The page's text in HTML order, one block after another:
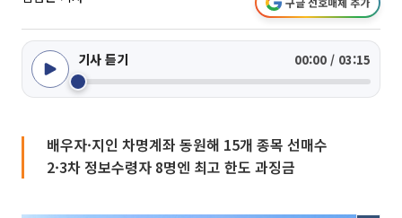
기사 듣기 00:00 / 03:15
배우자·지인 차명계좌 동원해 15개 종목 선매수
2·3차 정보수령자 8명엔 최고 한도 과징금